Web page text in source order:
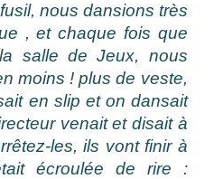
nous dansions très
, et chaque fois que
salle de Jeux, nous
moins ! plus de veste,
en slip et on dansait
venait et disait à
les, ils vont finir à
écroulée de rire :